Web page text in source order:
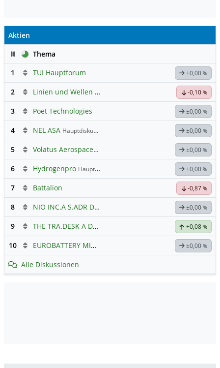
Aktien
PauseThema
1
TUI Hauptforum ±0,00 %
2 Linien und Wellen Austausch Forum -0,10 %
3 Poet Technologies ±0,00 %
4 NEL ASA Hauptdiskussion ±0,00 %
5 Volatus Aerospace (Offener Austausch) ±0,00 %
6 Hydrogenpro Hauptdiskussion ±0,00 %
7 Battalion -0,87 %
8 NIO INC.A S.ADR DL-,00025 ±0,00 %
9 THE TRA.DESK A DL-,000001 +0,08 %
10 EUROBATTERY MINERALS ±0,00 %
Alle Diskussionen